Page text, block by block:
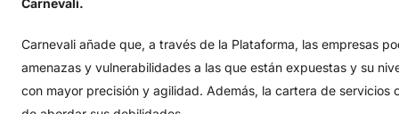
Carnevali.
Carnevali añade que, a través de la Plataforma, las empresas
amenazas y vulnerabilidades a las que están expuestas y su
con mayor precisión y agilidad. Además, la cartera de servicios